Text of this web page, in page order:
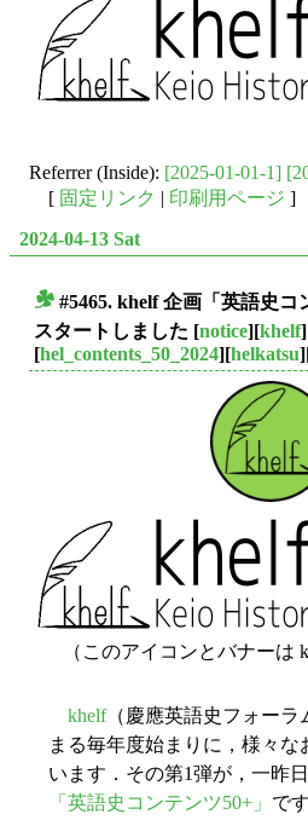
Referrer (Inside): [2025-01-01-1]
[ 固定リンク | 印刷用ページ ]
2024-04-13 Sat
#5465. khelf 企画「英語史コ
スタートしました [notice][khelf
[hel_contents_50_2024][helkatsu
（このアイコンとバナーは
khelf（慶應英語史フォーラ
まる毎年度始まりに，様々
います．その第1弾が，一昨
「英語史コンテンツ50+」 で